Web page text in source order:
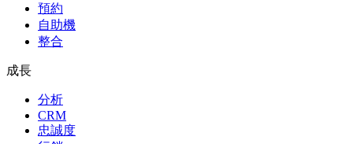
預約
自助機
整合
成長
分析
CRM
忠誠度